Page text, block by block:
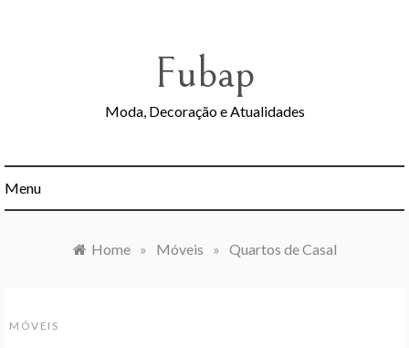
Fubap
Moda, Decoração e Atualidades
Menu
Home » Móveis » Quartos de Casal
MÓVEIS